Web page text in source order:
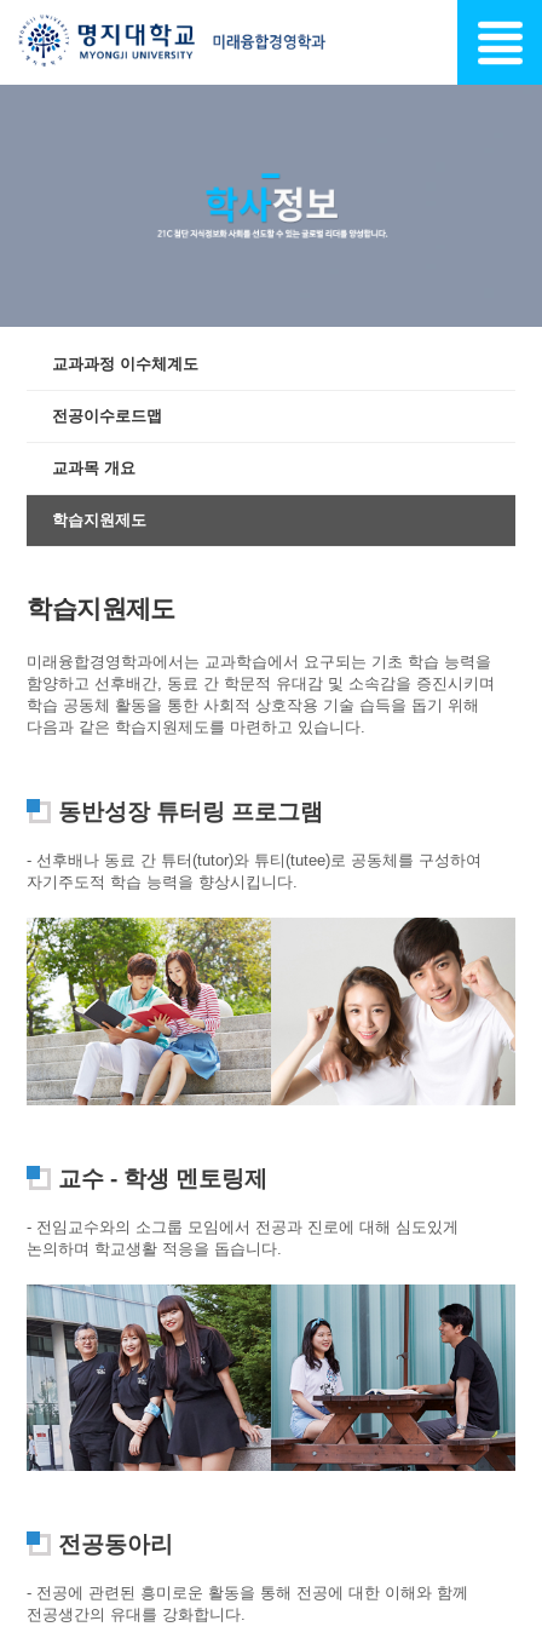
교과과정 이수체계도
전공이수로드맵
교과목 개요
학습지원제도
학습지원제도
미래융합경영학과에서는 교과학습에서 요구되는 기초 학습 능력을
함양하고 선후배간, 동료 간 학문적 유대감 및 소속감을 증진시키며
학습 공동체 활동을 통한 사회적 상호작용 기술 습득을 돕기 위해
다음과 같은 학습지원제도를 마련하고 있습니다.
동반성장 튜터링 프로그램
- 선후배나 동료 간 튜터(tutor)와 튜티(tutee)로 공동체를 구성하여
자기주도적 학습 능력을 향상시킵니다.
교수 - 학생 멘토링제
- 전임교수와의 소그룹 모임에서 전공과 진로에 대해 심도있게
논의하며 학교생활 적응을 돕습니다.
전공동아리
- 전공에 관련된 흥미로운 활동을 통해 전공에 대한 이해와 함께
전공생간의 유대를 강화합니다.